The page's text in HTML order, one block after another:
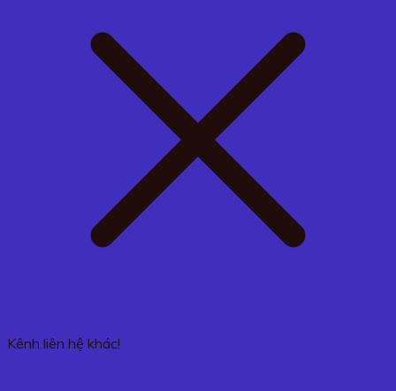
Kênh liên hệ khác!